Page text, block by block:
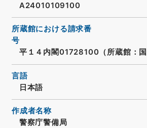
A24010109100
所蔵館における請求番
号
平１４内閣01728100（所蔵館：国
言語
日本語
作成者名称
警察庁警備局